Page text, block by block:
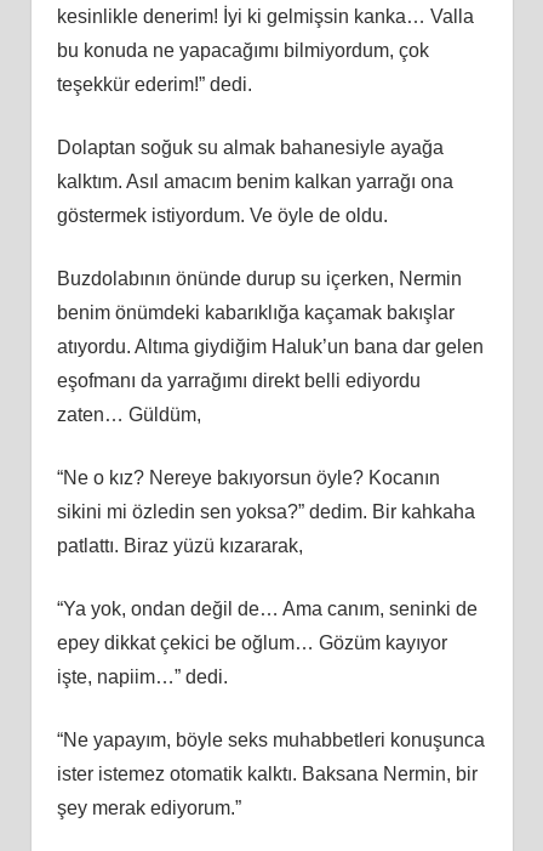
kesinlikle denerim! İyi ki gelmişsin kanka… Valla
bu konuda ne yapacağımı bilmiyordum, çok
teşekkür ederim!” dedi.
Dolaptan soğuk su almak bahanesiyle ayağa
kalktım. Asıl amacım benim kalkan yarrağı ona
göstermek istiyordum. Ve öyle de oldu.
Buzdolabının önünde durup su içerken, Nermin
benim önümdeki kabarıklığa kaçamak bakışlar
atıyordu. Altıma giydiğim Haluk’un bana dar gelen
eşofmanı da yarrağımı direkt belli ediyordu
zaten… Güldüm,
“Ne o kız? Nereye bakıyorsun öyle? Kocanın
sikini mi özledin sen yoksa?” dedim. Bir kahkaha
patlattı. Biraz yüzü kızararak,
“Ya yok, ondan değil de… Ama canım, seninki de
epey dikkat çekici be oğlum… Gözüm kayıyor
işte, napiim…” dedi.
“Ne yapayım, böyle seks muhabbetleri konuşunca
ister istemez otomatik kalktı. Baksana Nermin, bir
şey merak ediyorum.”